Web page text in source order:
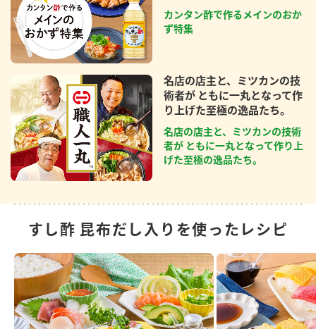
カンタン酢で作るメインのおか
ず特集
名店の店主と、ミツカンの技
術者が ともに一丸となって作
り上げた至極の逸品たち。
名店の店主と、ミツカンの技術
者が ともに一丸となって作り上
げた至極の逸品たち。
すし酢 昆布だし入りを使ったレシピ